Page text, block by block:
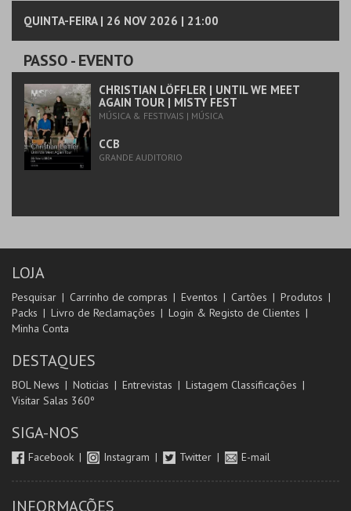
QUINTA-FEIRA | 26 NOV 2026 | 21:00
PASSO- EVENTO
CHRISTIAN LÖFFLER | UNTIL WE MEET
AGAIN TOUR | MISTY FEST
MÚSICA & FESTIVAIS | MÚSICA
CCB
GRANDE AUDITORIO
LOJA
Pesquisar Carrinho de compras Eventos Cartões
Produtos
Packs
Livro de Reclamações
Login & Registo de Clientes
Minha Conta
DESTAQUES
BOL News Noticias Entrevistas
Listagem Classificações
Visitar Salas 360º
SIGA-NOS
Facebook Instagram Twitter E-mail
INFORMAÇÕES